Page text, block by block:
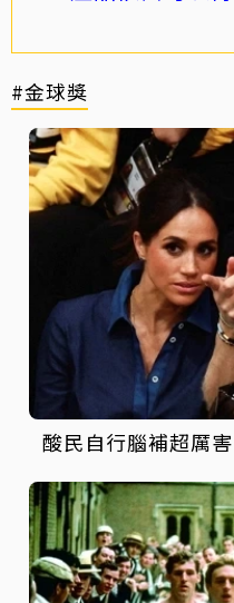
#金球獎
酸民自行腦補超厲